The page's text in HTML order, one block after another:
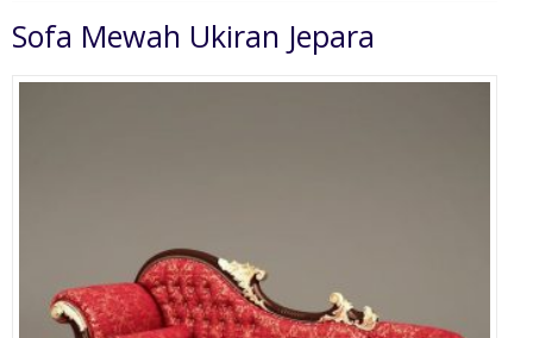
Sofa Mewah Ukiran Jepara